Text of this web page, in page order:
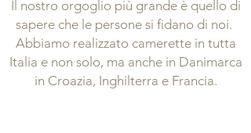
Il nostro orgoglio più grande è quello di
sapere che le persone si fidano di noi.
Abbiamo realizzato camerette in tutta
Italia e non solo, ma anche in Danimarca
in Croazia, Inghilterra e Francia.